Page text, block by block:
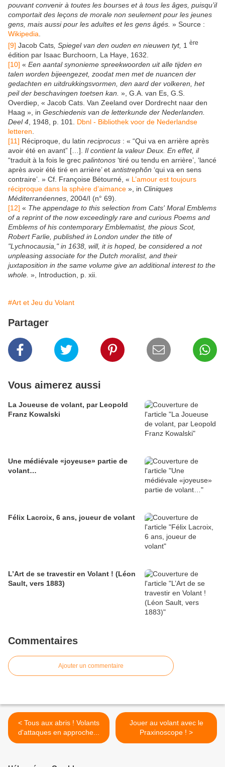
pouvant convenir à toutes les bourses et à tous les âges, puisqu’il
comportait des leçons de morale non seulement pour les jeunes
gens, mais aussi pour les adultes et les gens âgés. » Source :
Wikipedia
[9] Jacob Cats , Spiegel van den ouden en nieuwen tyt, 1 ère
édition par Isaac Burchoorn, La Haye, 1632.
[10] « Een aantal synonieme spreekwoorden uit alle tijden en
talen worden bijeengezet, zoodat men met de nuancen der
gedachten en uitdrukkingsvormen, den aard der volkeren, het
peil der beschavingen toetsen kan. », G.A. van Es, G.S.
Overdiep, « Jacob Cats. Van Zeeland over Dordrecht naar den
Haag », in Geschiedenis van de letterkunde der Nederlanden.
Deel 4 , 1948, p. 101. Dbnl - Bibliothek voor de Nederlandse
letteren
[11] Réciproque, du latin reciprocus : « “Qui va en arrière après
avoir été en avant” […]. Il contient la valeur Deux. En effet, il
“traduit à la fois le grec palintonos ‘tiré ou tendu en arrière’, ‘lancé
après avoir été tiré en arrière’ et antistrephôn ‘qui va en sens
contraire’. » Cf. Françoise Bétourné, « L’amour est toujours
réciproque dans la sphère d’aimance », in Cliniques
Méditerranéennes , 2004/I (n° 69).
[12] « The appendage to this selection from Cats' Moral Emblems
of a reprint of the now exceedingly rare and curious Poems and
Emblems of his contemporary Emblematist, the pious Scot,
Robert Farlie, published in London under the title of
"Lychnocausia," in 1638, will, it is hoped, be considered a not
unpleasing associate for the Dutch moralist, and their
juxtaposition in the same volume give an additional interest to the
whole. », Introduction, p. xii.
#Art et Jeu du Volant
Partager
Vous aimerez aussi
La Joueuse de volant, par Leopold
Franz Kowalski
Une médiévale «joyeuse» partie de
volant…
Félix Lacroix, 6 ans, joueur de volant
L’Art de se travestir en Volant ! (Léon
Sault, vers 1883)
Commentaires
Ajouter un commentaire
< Tous aux abris ! Volants
d'attaques en approche...
Jouer au volant avec le
Praxinoscope ! >